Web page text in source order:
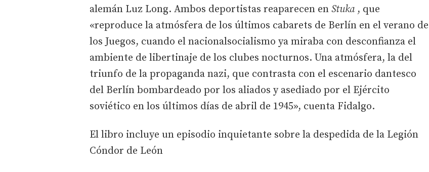
alemán Luz Long. Ambos deportistas reaparecen en Stuka, que
«reproduce la atmósfera de los últimos cabarets de Berlín en el verano de
los Juegos, cuando el nacionalsocialismo ya miraba con desconfianza el
ambiente de libertinaje de los clubes nocturnos. Una atmósfera, la del
triunfo de la propaganda nazi, que contrasta con el escenario dantesco
del Berlín bombardeado por los aliados y asediado por el Ejército
soviético en los últimos días de abril de 1945», cuenta Fidalgo.
El libro incluye un episodio inquietante sobre la despedida de la Legión
Cóndor de León